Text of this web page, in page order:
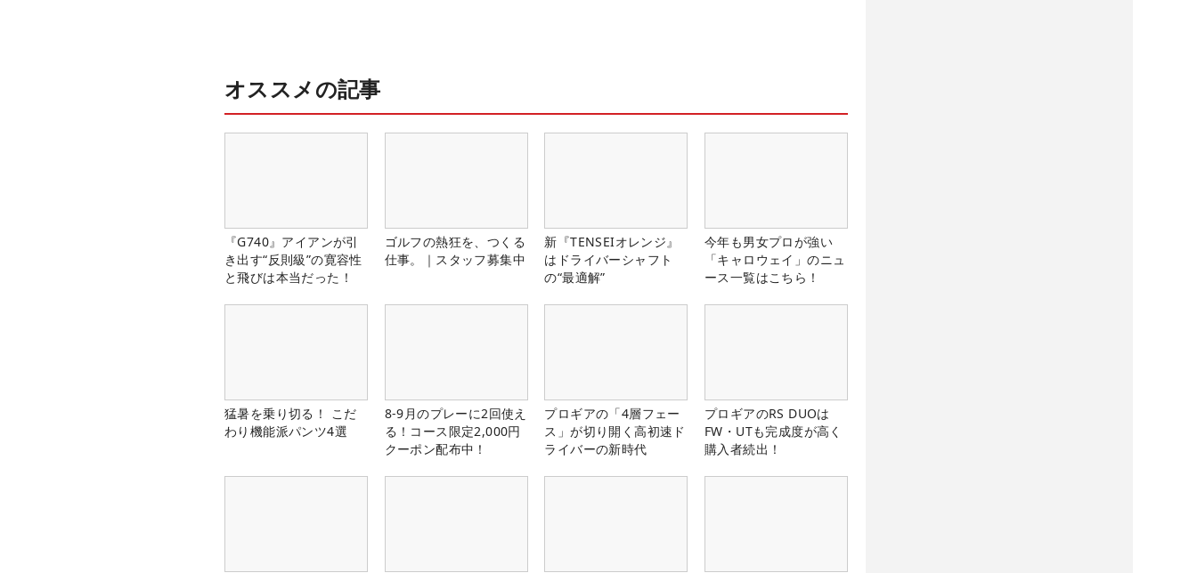
オススメの記事
『G740』アイアンが引
き出す“反則級”の寛容性
と飛びは本当だった！
ゴルフの熱狂を、つくる
仕事。｜スタッフ募集中
新『TENSEIオレンジ』
はドライバーシャフト
の“最適解”
今年も男女プロが強い
「キャロウェイ」のニュ
ース一覧はこちら！
猛暑を乗り切る！ こだ
わり機能派パンツ4選
8-9月のプレーに2回使え
る！コース限定2,000円
クーポン配布中！
プロギアの「4層フェー
ス」が切り開く高初速ド
ライバーの新時代
プロギアのRS DUOは
FW・UTも完成度が高く
購入者続出！